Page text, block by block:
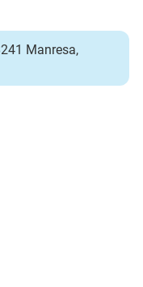
Manresa,